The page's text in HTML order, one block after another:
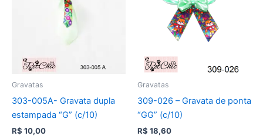
Gravatas
303-005A- Gravata dupla
estampada “G” (c/10)
R$ 10,00
Gravatas
309-026 – Gravata de ponta
“GG” (c/10)
R$ 18,60